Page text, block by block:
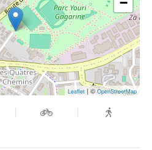
Leaflet | ©OpenStreetMap